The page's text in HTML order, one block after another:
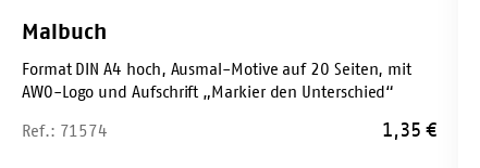
Malbuch
Format DIN A4 hoch, Ausmal-Motive auf 20 Seiten, mit
AWO-Logo und Aufschrift „Markier den Unterschied“
Ref.: 71574 1,35€